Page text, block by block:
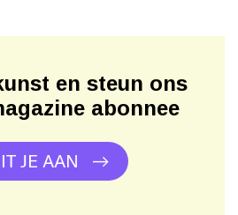
en steun ons
abonnee
JE AAN